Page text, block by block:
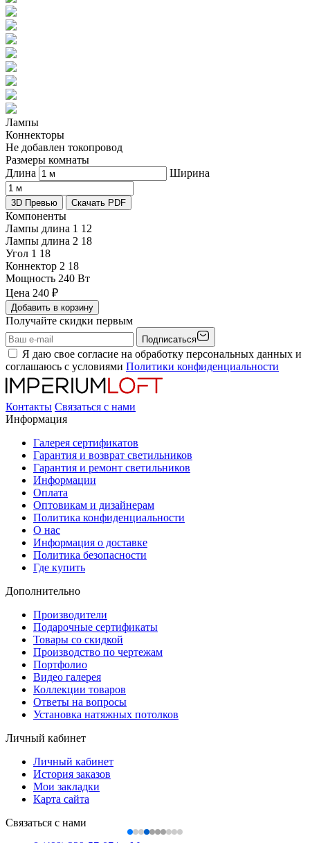
Лампы
Коннекторы
Не добавлен токопровод
Размеры комнаты
Длина
Ширина
3D Превью Скачать PDF
Компоненты
Лампы длина 1 12
Лампы длина 2 18
Угол 1 18
Коннектор 2 18
Мощность 240 Вт
Цена 240 ₽
Добавить в корзину
Получайте скидки первым
Подписаться
Я даю свое согласие на обработку персональных данных и
соглашаюсь с условиями Политики конфиденциальности
Контакты Связаться с нами
Информация
Галерея сертификатов
Гарантия и возврат светильников
Гарантия и ремонт светильников
Информации
Оплата
Оптовикам и дизайнерам
Политика конфиденциальности
О нас
Информация о доставке
Политика безопасности
Где купить
Дополнительно
Производители
Подарочные сертификаты
Товары со скидкой
Производство по чертежам
Портфолио
Видео галерея
Коллекции товаров
Ответы на вопросы
Установка натяжных потолков
Личный кабинет
Личный кабинет
История заказов
Мои закладки
Карта сайта
Связаться с нами